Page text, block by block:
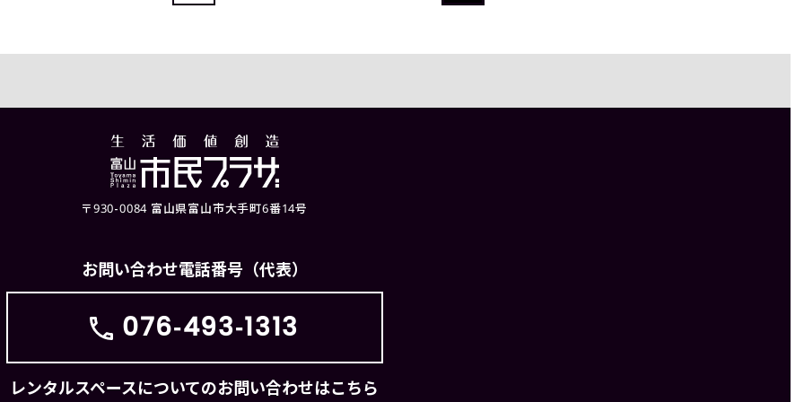
〒930-0084 富山県富山市大手町6番14号
お問い合わせ電話番号（代表）
076-493-1313
レンタルスペースについてのお問い合わせはこちら